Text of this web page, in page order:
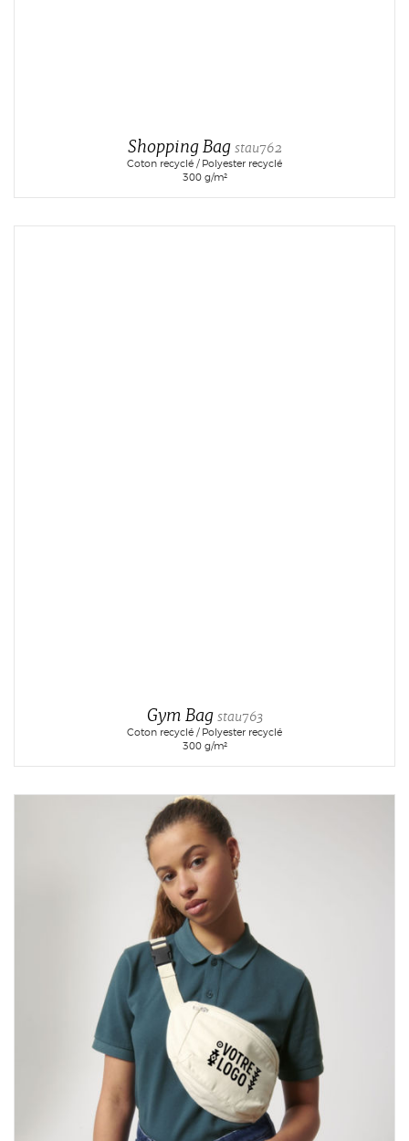
Shopping Bag stau762
Coton recyclé / Polyester recyclé
300 g/m²
Gym Bag stau763
Coton recyclé / Polyester recyclé
300 g/m²